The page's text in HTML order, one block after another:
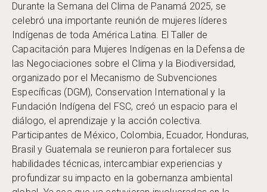
Durante la Semana del Clima de Panamá 2025, se
celebró una importante reunión de mujeres líderes
Indígenas de toda América Latina. El Taller de
Capacitación para Mujeres Indígenas en la Defensa de
las Negociaciones sobre el Clima y la Biodiversidad,
organizado por el Mecanismo de Subvenciones
Específicas (DGM), Conservation International y la
Fundación Indígena del FSC, creó un espacio para el
diálogo, el aprendizaje y la acción colectiva.
Participantes de México, Colombia, Ecuador, Honduras,
Brasil y Guatemala se reunieron para fortalecer sus
habilidades técnicas, intercambiar experiencias y
profundizar su impacto en la gobernanza ambiental